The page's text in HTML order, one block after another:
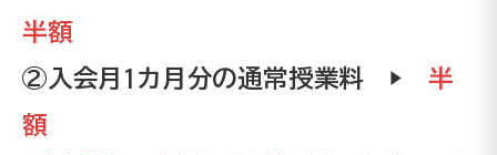
半額
②入会月1カ月分の通常授業料 ▶ 半
額